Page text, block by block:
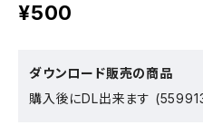
¥500
ダウンロード販売の商品
購入後にDL出来ます